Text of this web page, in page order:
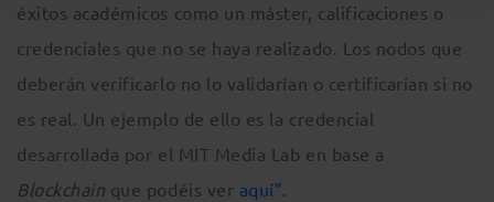
éxitos académicos como un máster, calificaciones o
credenciales que no se haya realizado. Los nodos que
deberán verificarlo no lo validarían o certificarían si no
es real. Un ejemplo de ello es la credencial
desarrollada por el MIT Media Lab en base a
Blockchain que podéis ver aquí”.